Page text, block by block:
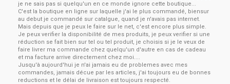
je ne sais pas si quelqu'un en ce monde ignore cette boutique...
C'est la boutique en ligne sur laquelle j'ai le plus commandé, biensur
au debut je commandé sur catalgue, quand je n'avais pas internet.
Mais depuis que je peux le faire sur le net, c'est encore plus simple.
Je peux verifier la disponibilité de mes produits, je peux verifier si une
réduction se fait bien sur tel ou tel produit, je choisis si je le veux de
faire livrer ma commande chez quelqu'un d'autre en cas de cadeau
et ma facture arrive directement chez moi....
Jusqu'à aujourd'hui je n'ai jamais eu de problemes avec mes
commandes, jamais décue par les articles, j'ai toujours eu de bonnes
reductions et le délai de livraison est toujours respecté.